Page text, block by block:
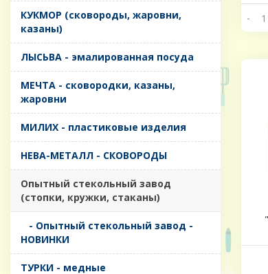
КУКМОР (сковороды, жаровни,
казаны)
ЛЫСЬВА - эмалированная посуда
МЕЧТА - сковородки, казаны,
жаровни
МИЛИХ - пластиковые изделия
НЕВА-МЕТАЛЛ - СКОВОРОДЫ
Опытный стекольный завод
(стопки, кружки, стаканы)
- Опытный стекольный завод -
НОВИНКИ
ТУРКИ - медные
-